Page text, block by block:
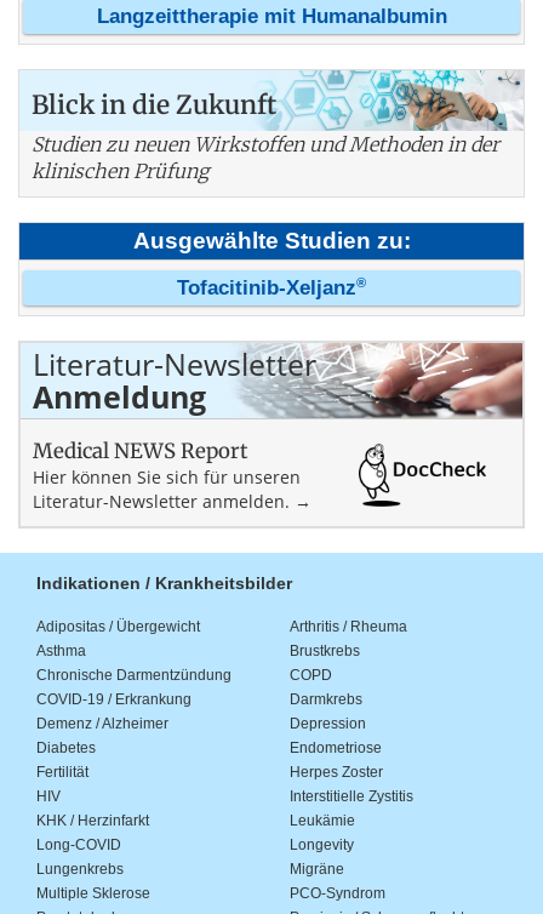
Langzeittherapie mit Humanalbumin
Blick in die Zukunft
Studien zu neuen Wirkstoffen und Methoden in der
klinischen Prüfung
Ausgewählte Studien zu:
Tofacitinib-Xeljanz®
Literatur-Newsletter
Anmeldung
Medical NEWS Report
Hier können Sie sich für unseren
Literatur-Newsletter anmelden. →
Indikationen / Krankheitsbilder
Adipositas / Übergewicht
Arthritis / Rheuma
Asthma
Brustkrebs
Chronische Darmentzündung
COPD
COVID-19 / Erkrankung
Darmkrebs
Demenz / Alzheimer
Depression
Diabetes
Endometriose
Fertilität
Herpes Zoster
HIV
Interstitielle Zystitis
KHK / Herzinfarkt
Leukämie
Long-COVID
Longevity
Lungenkrebs
Migräne
Multiple Sklerose
PCO-Syndrom